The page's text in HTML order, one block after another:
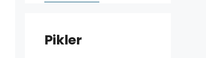
Pikler